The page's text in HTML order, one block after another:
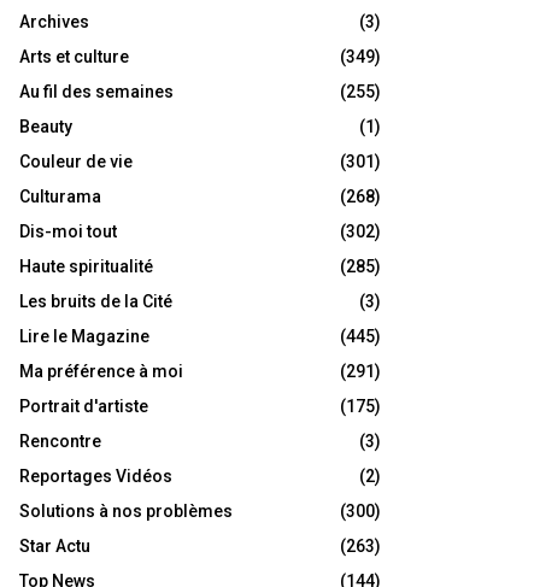
Archives
(3)
Arts et culture
(349)
Au fil des semaines
(255)
Beauty
(1)
Couleur de vie
(301)
Culturama
(268)
Dis-moi tout
(302)
Haute spiritualité
(285)
Les bruits de la Cité
(3)
Lire le Magazine
(445)
Ma préférence à moi
(291)
Portrait d'artiste
(175)
Rencontre
(3)
Reportages Vidéos
(2)
Solutions à nos problèmes
(300)
Star Actu
(263)
Top News
(144)